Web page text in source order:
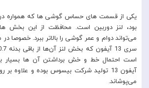
یکی از قسمت های حساس گوشی ها که همواره
بود، لنز دوربین است. محافظت از این بخش
می‌تواند دوام و عمر گوشی را بالاتر ببرد. خصوصا
است احتمال خط و خش برداشتن آن ها بسیار
آیفون 13 تولید شرکت بیسوس بوده و علاوه
می‌پوشاند.